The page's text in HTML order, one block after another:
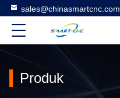
sales@chinasmartcnc.com
Produk